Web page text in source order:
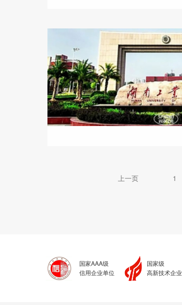
上一页 1
国家AAA级
信用企业单位
国家级
高新技术企业